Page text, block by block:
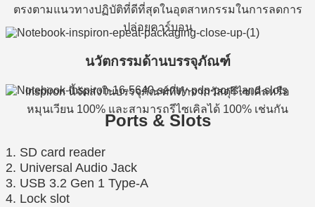
ตรงตามแนวทางปฏิบัติที่ดีที่สุดในอุตสาหกรรมในการลดการ
ปล่อยคาร์บอน
นวัตกรรมด้านบรรจุภัณฑ์
Inspiron นี้จัดส่งในบรรจุภัณฑ์ที่ทำจากวัสดุรีไซเคิลหรือ
หมุนเวียน 100% และสามารถรีไซเคิลได้ 100% เช่นกัน
Ports & Slots
1. SD card reader
2. Universal Audio Jack
3. USB 3.2 Gen 1 Type-A
4. Lock slot